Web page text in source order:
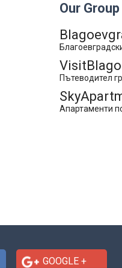
Our Group
Пътеводител
Апартаменти
GOOGLE +